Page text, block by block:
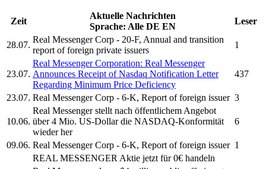
Zeit
Aktuelle Nachrichten
Sprache: Alle DE EN
Leser
28.07.
Real Messenger Corp - 20-F, Annual and transition
report of foreign private issuers
1
23.07.
Real Messenger Corporation: Real Messenger
Announces Receipt of Nasdaq Notification Letter
Regarding Minimum Price Deficiency
437
23.07. Real Messenger Corp - 6-K, Report of foreign issuer 3
10.06.
Real Messengerstellt nach öffentlichem Angebot
über 4 Mio. US-Dollar die NASDAQ-Konformität
wieder her
6
09.06. Real Messenger Corp - 6-K, Report of foreign issuer 1
REAL MESSENGER Aktie jetzt für 0€ handeln